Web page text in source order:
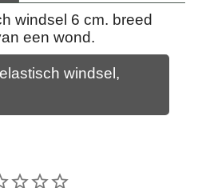
windsel 6 cm. breed
een wond.
windsel,